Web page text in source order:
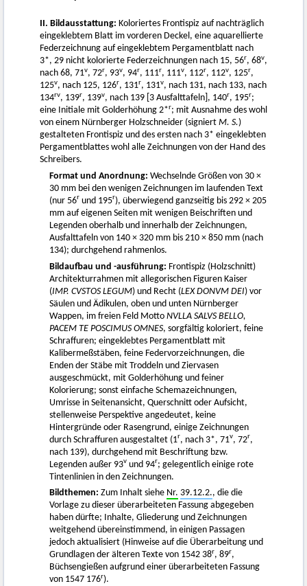
II. Bildausstattung: Koloriertes Frontispiz auf nachträglich
eingeklebtem Blatt im vorderen Deckel, eine aquarellierte
Federzeichnung auf eingeklebtem Pergamentblatt nach
3*, 29 nicht kolorierte Federzeichnungen nach 15, 56r, 68v,
nach 68, 71v, 72r, 93v, 94r, 111r, 111v, 112r, 112v, 125r,
125v, nach 125, 126r, 131r, 131v, nach 131, nach 133, nach
134rv, 139r, 139v, nach 139 [3 Ausfalttafeln], 140r, 195r;
eine Initiale mit Golderhöhung 2*r; mit Ausnahme des wohl
von einem Nürnberger Holzschneider (signiert M. S.)
gestalteten Frontispiz und des ersten nach 3* eingeklebten
Pergamentblattes wohl alle Zeichnungen von der Hand des
Schreibers.
Format und Anordnung: Wechselnde Größen von 30 ×
30 mm bei den wenigen Zeichnungen im laufenden Text
(nur 56r und 195r), überwiegend ganzseitig bis 292 × 205
mm auf eigenen Seiten mit wenigen Beischriften und
Legenden oberhalb und innerhalb der Zeichnungen,
Ausfalttafeln von 140 × 320 mm bis 210 × 850 mm (nach
134); durchgehend rahmenlos.
Bildaufbau und -ausführung: Frontispiz (Holzschnitt)
Architekturrahmen mit allegorischen Figuren Kaiser
(IMP. CVSTOS LEGUM) und Recht (LEX DONVM DEI) vor
Säulen und Ädikulen, oben und unten Nürnberger
Wappen, im freien Feld Motto NVLLA SALVS BELLO,
PACEM TE POSCIMUS OMNES, sorgfältig koloriert, feine
Schraffuren; eingeklebtes Pergamentblatt mit
Kalibermeßstäben, feine Federvorzeichnungen, die
Enden der Stäbe mit Troddeln und Ziervasen
ausgeschmückt, mit Golderhöhung und feiner
Kolorierung; sonst einfache Schemazeichnungen,
Umrisse in Seitenansicht, Querschnitt oder Aufsicht,
stellenweise Perspektive angedeutet, keine
Hintergründe oder Rasengrund, einige Zeichnungen
durch Schraffuren ausgestaltet (1r, nach 3*, 71v, 72r,
nach 139), durchgehend mit Beschriftung bzw.
Legenden außer 93v und 94r; gelegentlich einige rote
Tintenlinien in den Zeichnungen.
Bildthemen: Zum Inhalt siehe Nr. 39.12.2., die die
Vorlage zu dieser überarbeiteten Fassung abgegeben
haben dürfte; Inhalte, Gliederung und Zeichnungen
weitgehend übereinstimmend, in einigen Passagen
jedoch aktualisiert (Hinweise auf die Überarbeitung und
Grundlagen der älteren Texte von 1542 38r, 89r,
Büchsengießen aufgrund einer überarbeiteten Fassung
von 1547 176r).